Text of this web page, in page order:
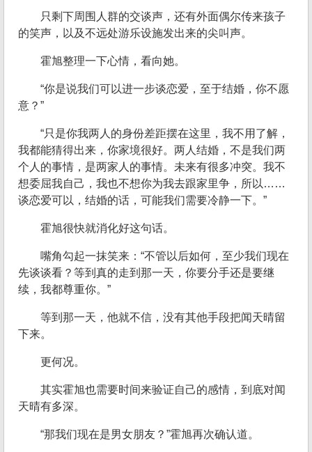
只剩下周围人群的交谈声，还有外面偶尔传来孩子
的笑声，以及不远处游乐设施发出来的尖叫声。
霍旭整理一下心情，看向她。
“你是说我们可以进一步谈恋爱，至于结婚，你不愿
意？”
“只是你我两人的身份差距摆在这里，我不用了解，
我都能猜得出来，你家境很好。两人结婚，不是我们两
个人的事情，是两家人的事情。未来有很多冲突。我不
想委屈我自己，我也不想你为我去跟家里争，所以……
谈恋爱可以，结婚的话，可能我们需要冷静一下。”
霍旭很快就消化好这句话。
嘴角勾起一抹笑来：“不管以后如何，至少我们现在
先谈谈看？等到真的走到那一天，你要分手还是要继
续，我都尊重你。”
等到那一天，他就不信，没有其他手段把闻天晴留
下来。
更何况。
其实霍旭也需要时间来验证自己的感情，到底对闻
天晴有多深。
“那我们现在是男女朋友？”霍旭再次确认道。